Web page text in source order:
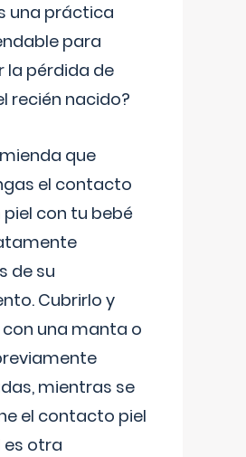
una práctica
para
la pérdida de
recién nacido?
que
el contacto
piel con tu bebé
de su
Cubrirlo y
una manta o
mientras se
el contacto piel
es otra